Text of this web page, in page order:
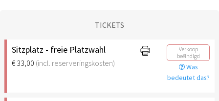
TICKETS
Sitzplatz - freie Platzwahl
€ 33,00 (incl. reserveringskosten)
Verkoop
beëindigd
Was
bedeutet das?